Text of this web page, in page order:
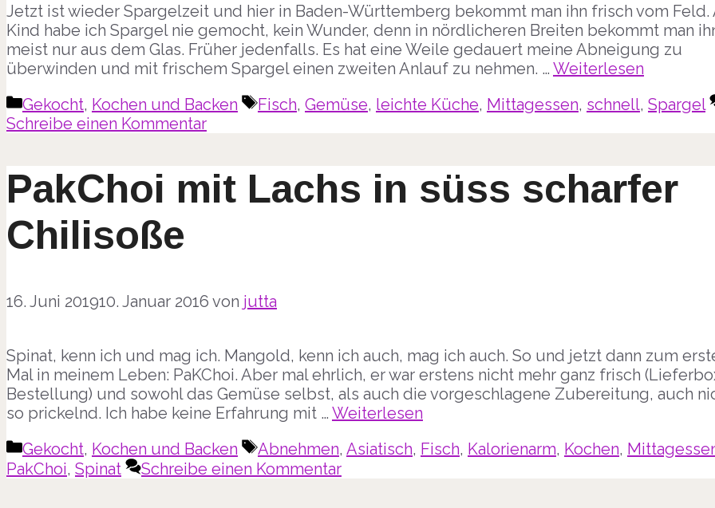
Jetzt ist wieder Spargelzeit und hier in Baden-Württemberg bekommt man ihn frisch vom Feld.
Kind habe ich Spargel nie gemocht, kein Wunder, denn in nördlicheren Breiten bekommt man
meist nur aus dem Glas. Früher jedenfalls. Es hat eine Weile gedauert meine Abneigung zu
überwinden und mit frischem Spargel einen zweiten Anlauf zu nehmen. … Weiterlesen
Kategorien
Gekocht, Kochen und Backen Schlagwörter
Fisch, Gemüse, leichte Küche, Mittagessen, schnell, Spargel
Schreibe einen Kommentar
PakChoi mit Lachs in süss scharfer
Chilisoße
16. Juni 201910. Januar 2016 von jutta
Spinat, kenn ich und mag ich. Mangold, kenn ich auch, mag ich auch. So und jetzt dann zum
Mal in meinem Leben: PaKChoi. Aber mal ehrlich, er war erstens nicht mehr ganz frisch
Bestellung) und sowohl das Gemüse selbst, als auch die vorgeschlagene Zubereitung, auch
so prickelnd. Ich habe keine Erfahrung mit … Weiterlesen
Kategorien
Gekocht, Kochen und Backen Schlagwörter
Abnehmen, Asiatisch, Fisch, Kalorienarm, Kochen,
PakChoi, Spinat Schreibe einen Kommentar